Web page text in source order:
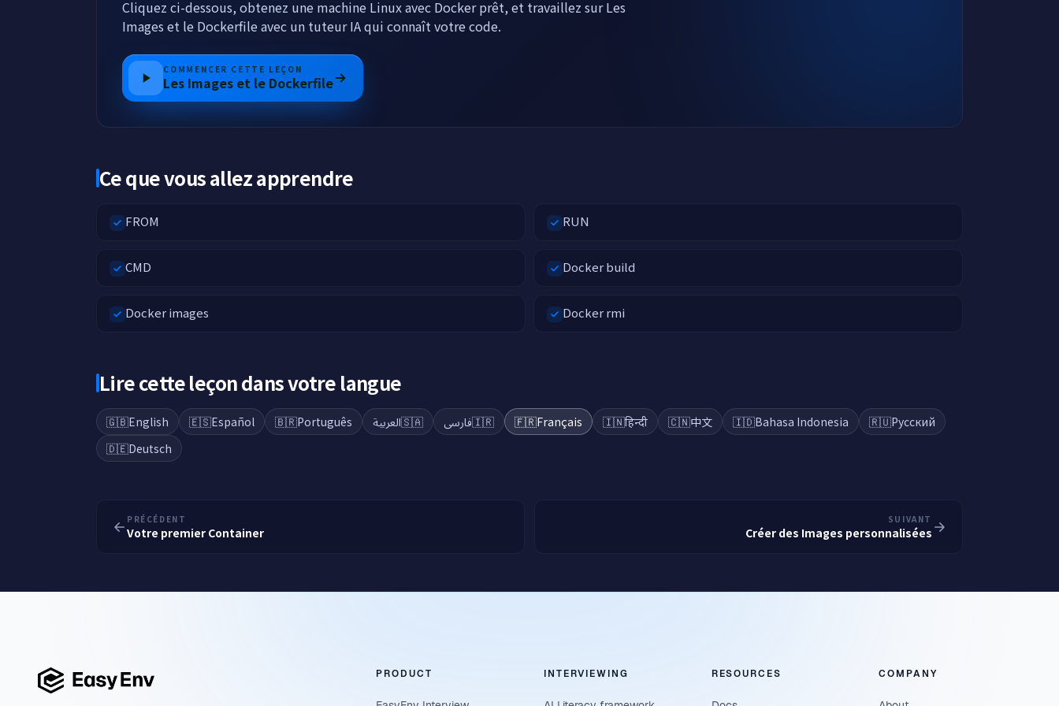
Cliquez ci-dessous, obtenez une machine Linux avec Docker prêt, et travaillez sur Les
Images et le Dockerfile avec un tuteur IA qui connaît votre code.
COMMENCER CETTE LEÇON
Les Images et le Dockerfile
Ce que vous allez apprendre
FROM RUN
CMD Docker build
Docker images Docker rmi
Lire cette leçon dans votre langue
🇬🇧English 🇪🇸Español 🇧🇷Português 🇸🇦العربية 🇮🇷فارسی 🇫🇷Français 🇮🇳हिन्दी 🇨🇳中文 🇮🇩Bahasa Indonesia 🇷🇺Русский
🇩🇪Deutsch
PRÉCÉDENT
Votre premier Container
SUIVANT
Créer des Images personnalisées
PRODUCT INTERVIEWING RESOURCES COMPANY